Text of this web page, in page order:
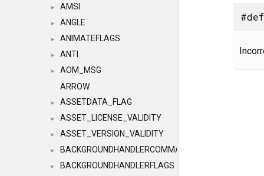
► AMSI
► ANGLE
► ANIMATEFLAGS
► ANTI
►
AOM_MSG
ARROW
► ASSETDATA_FLAG
► ASSET_LICENSE_VALIDITY
► ASSET_VERSION_VALIDITY
► BACKGROUNDHANDLERCOMMAND
► BACKGROUNDHANDLERFLAGS